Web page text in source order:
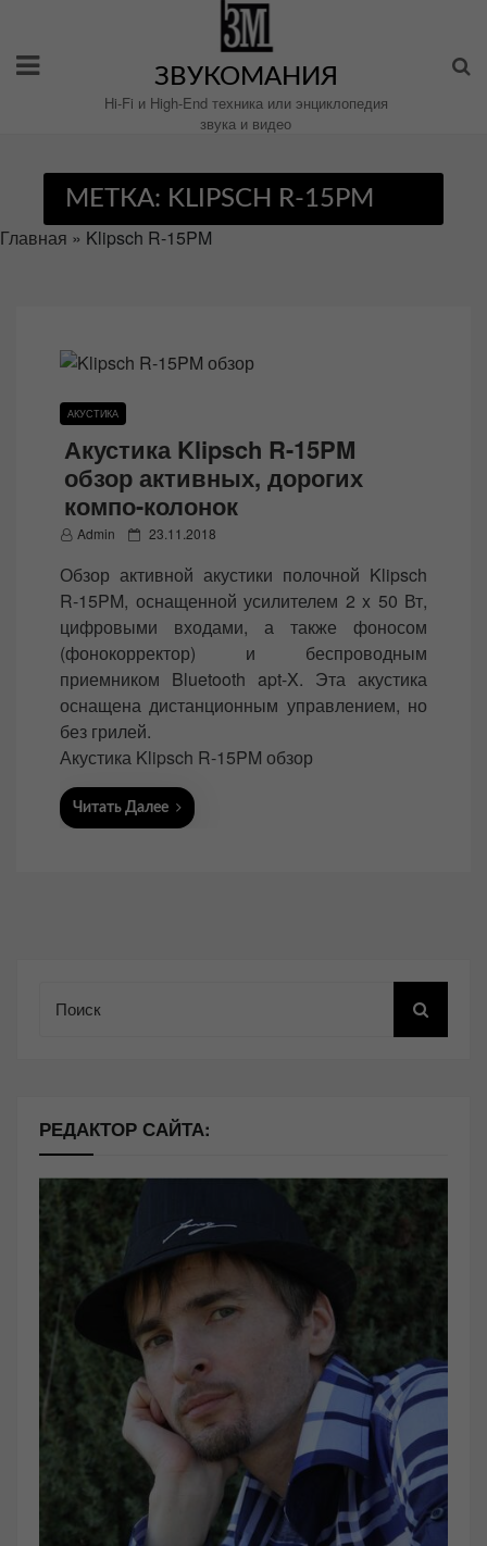
содержимому
ЗВУКОМАНИЯ
Hi-Fi и High-End техника или энциклопедия
звука и видео
МЕТКА: KLIPSCH R-15PM
Главная » Klipsch R-15PM
АКУСТИКА
Акустика Klipsch R-15PM
обзор активных, дорогих
компо-колонок
Admin
P
s
t
e
d
o
n
23.11.2018
Обзор активной акустики полочной Klipsch
R-15PM, оснащенной усилителем 2 x 50 Вт,
цифровыми входами, а также фоносом
(фонокорректор) и беспроводным
приемником Bluetooth apt-X. Эта акустика
оснащена дистанционным управлением, но
без грилей.
Акустика Klipsch R-15PM обзор
Читать Далее
РЕДАКТОР САЙТА: